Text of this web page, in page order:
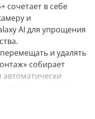
сочетает в себе
и
AI для упрощения
и удалять
собирает
создает